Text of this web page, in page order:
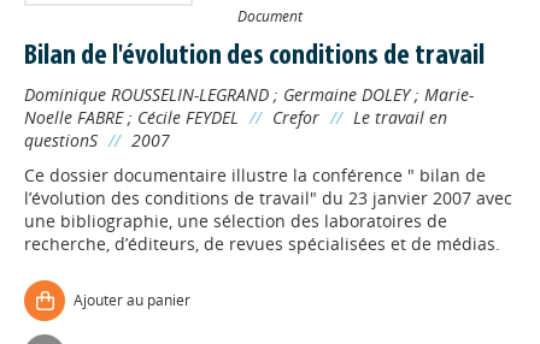
Document
Bilan de l'évolution des conditions de travail
Dominique ROUSSELIN-LEGRAND ; Germaine DOLEY; Marie-
Noelle FABRE; Cécile FEYDEL // Crefor // Le travail en
questionS // 2007
Ce dossier documentaire illustre la conférence " bilan de
l’évolution des conditions de travail" du 23 janvier 2007 avec
une bibliographie, une sélection des laboratoires de
recherche, d’éditeurs, de revues spécialisées et de médias.
Ajouter au panier